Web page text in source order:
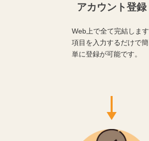
アカウント登録
Web上で全て完結します
項目を入力するだけで簡
単に登録が可能です。